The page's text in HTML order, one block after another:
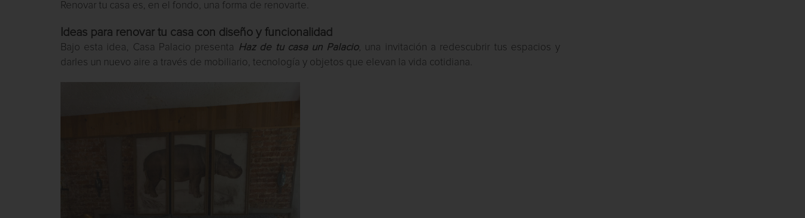
Renovar tu casa es, en el fondo, una forma de renovarte.
Ideas para renovar tu casa con diseño y funcionalidad
Bajo esta idea, Casa Palacio presenta Haz de tu casa un Palacio, una invitación a redescubrir tus espacios y
darles un nuevo aire a través de mobiliario, tecnología y objetos que elevan la vida cotidiana.